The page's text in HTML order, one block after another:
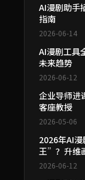
AI漫剧助手
指南
2026-06-14
AI漫剧工具
未来趋势
2026-06-12
企业导师进
客座教授
2026-05-06
2026年AI
王”？升维
2026-06-12